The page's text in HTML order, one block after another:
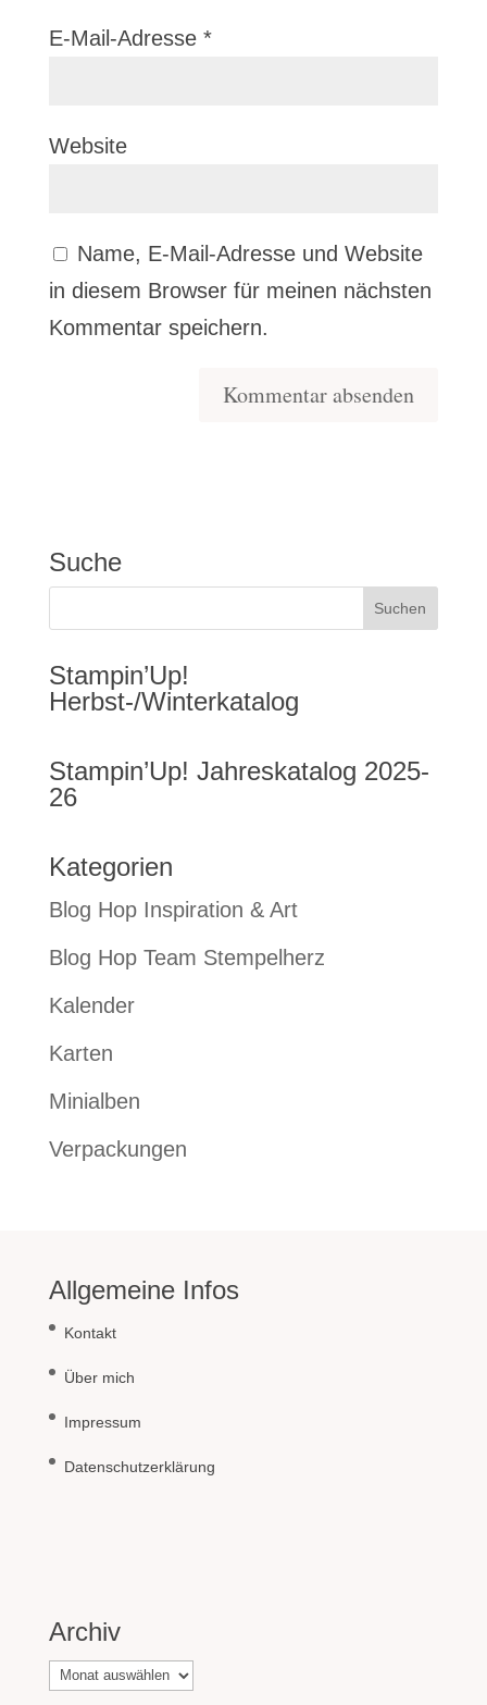
E-Mail-Adresse *
Website
Name, E-Mail-Adresse und Website
in diesem Browser für meinen nächsten
Kommentar speichern.
Suche
Stampin’Up!
Herbst-/Winterkatalog
Stampin’Up! Jahreskatalog 2025-
26
Kategorien
Blog Hop Inspiration & Art
Blog Hop Team Stempelherz
Kalender
Karten
Minialben
Verpackungen
Allgemeine Infos
Kontakt
Über mich
Impressum
Datenschutzerklärung
Archiv
Archiv